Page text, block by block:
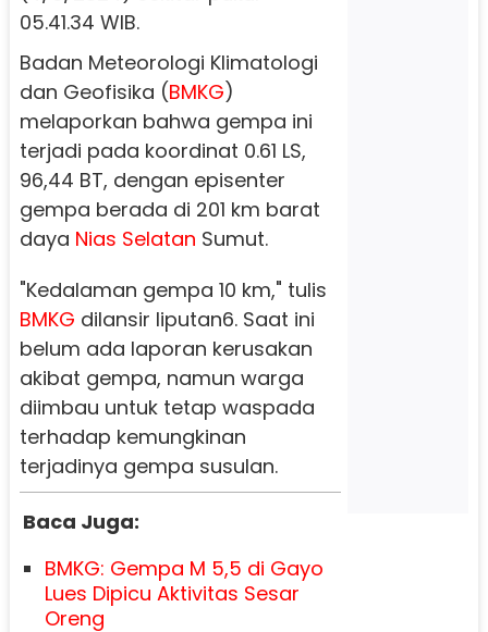
05.41.34 WIB.
Badan Meteorologi Klimatologi
dan Geofisika (BMKG)
melaporkan bahwa gempa ini
terjadi pada koordinat 0.61 LS,
96,44 BT, dengan episenter
gempa berada di 201 km barat
daya Nias Selatan Sumut.
"Kedalaman gempa 10 km," tulis
BMKG dilansir liputan6. Saat ini
belum ada laporan kerusakan
akibat gempa, namun warga
diimbau untuk tetap waspada
terhadap kemungkinan
terjadinya gempa susulan.
Baca Juga:
BMKG: Gempa M 5,5 di Gayo
Lues Dipicu Aktivitas Sesar
Oreng